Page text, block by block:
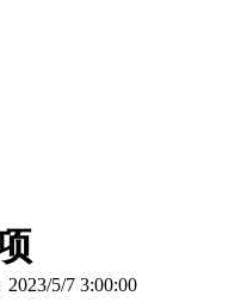
5/7 3:00:00